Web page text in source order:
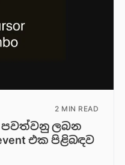
2 MIN READ
පවත්වනු ලබන
event එක පිළිබඳව